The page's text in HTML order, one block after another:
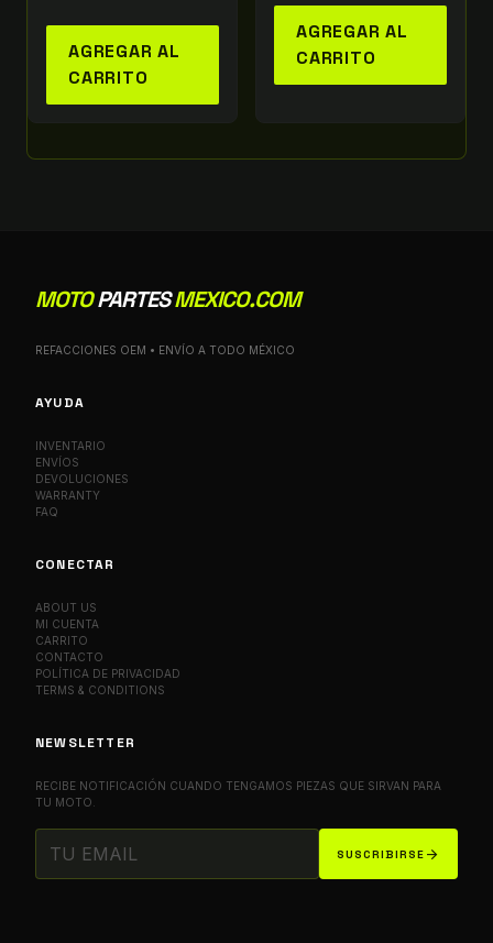
AGREGAR AL
CARRITO
AGREGAR AL
CARRITO
MOTOPARTESMEXICO.COM
REFACCIONES OEM • ENVÍO A TODO MÉXICO
AYUDA
INVENTARIO
ENVÍOS
DEVOLUCIONES
WARRANTY
FAQ
CONECTAR
ABOUT US
MI CUENTA
CARRITO
CONTACTO
POLÍTICA DE PRIVACIDAD
TERMS & CONDITIONS
NEWSLETTER
RECIBE NOTIFICACIÓN CUANDO TENGAMOS PIEZAS QUE SIRVAN PARA
TU MOTO.
SUSCRIBIRSE arrow_forward